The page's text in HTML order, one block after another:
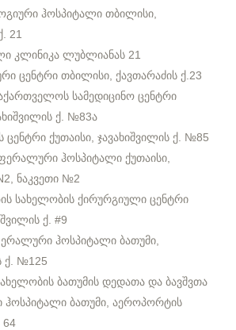
ჰოსპიტალი თბილისი,
21
კლინიკა ლუბლიანას 21
ცენტრი თბილისი, ქავთარაძის ქ.23
სამედიცინო ცენტრი
ქ. №83ა
ქუთაისი, ჯავახიშვილის ქ. №85
ჰოსპიტალი ქუთაისი,
ნაკვეთი №2
სახელობის ქირურგიული ცენტრი
ქ. #9
ჰოსპიტალი ბათუმი,
ქ. №125
ბათუმის დედათა და ბავშვთა
ბათუმი, აეროპორტის
64